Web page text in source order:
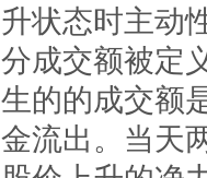
升状态时主动
分成交额被定
生的的成交额
金流出。当天